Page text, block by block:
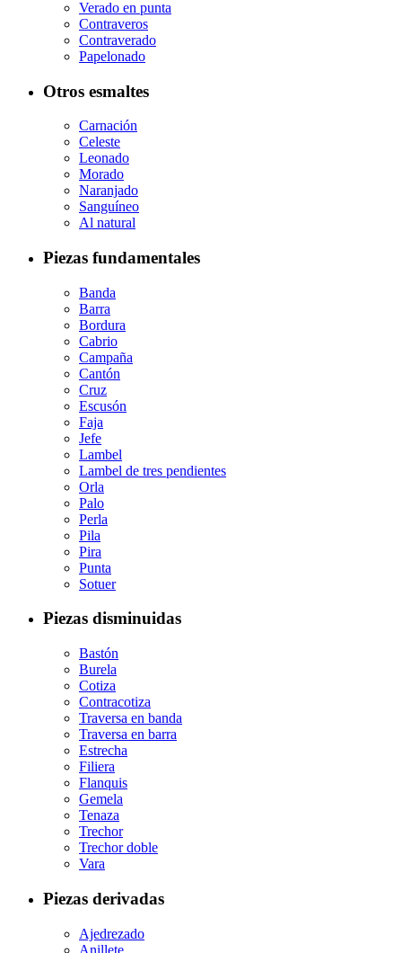
Verado en punta
Contraveros
Contraverado
Papelonado
Otros esmaltes
Carnación
Celeste
Leonado
Morado
Naranjado
Sanguíneo
Al natural
Piezas fundamentales
Banda
Barra
Bordura
Cabrio
Campaña
Cantón
Cruz
Escusón
Faja
Jefe
Lambel
Lambel de tres pendientes
Orla
Palo
Perla
Pila
Pira
Punta
Sotuer
Piezas disminuidas
Bastón
Burela
Cotiza
Contracotiza
Traversa en banda
Traversa en barra
Estrecha
Filiera
Flanquis
Gemela
Tenaza
Trechor
Trechor doble
Vara
Piezas derivadas
Ajedrezado
Anillete